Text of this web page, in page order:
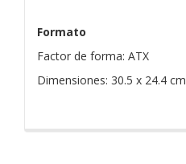
Formato
Factor de forma: ATX
Dimensiones: 30.5 x 24.4 cm